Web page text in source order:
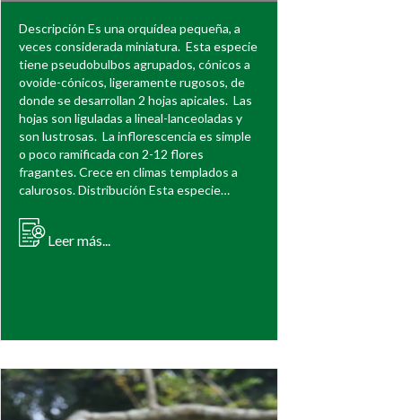
Descripción Es una orquídea pequeña, a
veces considerada miniatura. Esta especie
tiene pseudobulbos agrupados, cónicos a
ovoide-cónicos, ligeramente rugosos, de
donde se desarrollan 2 hojas apicales. Las
hojas son liguladas a lineal-lanceoladas y
son lustrosas. La inflorescencia es simple
o poco ramificada con 2-12 flores
fragantes. Crece en climas templados a
calurosos. Distribución Esta especie…
Leer más...